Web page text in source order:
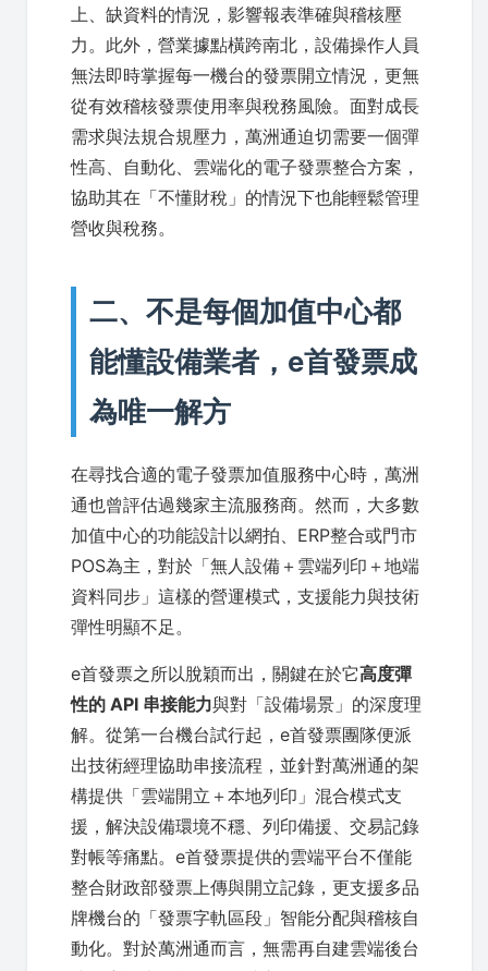
上、缺資料的情況，影響報表準確與稽核壓
力。此外，營業據點橫跨南北，設備操作人員
無法即時掌握每一機台的發票開立情況，更無
從有效稽核發票使用率與稅務風險。面對成長
需求與法規合規壓力，萬洲通迫切需要一個彈
性高、自動化、雲端化的電子發票整合方案，
協助其在「不懂財稅」的情況下也能輕鬆管理
營收與稅務。
二、不是每個加值中心都
能懂設備業者，e首發票成
為唯一解方
在尋找合適的電子發票加值服務中心時，萬洲
通也曾評估過幾家主流服務商。然而，大多數
加值中心的功能設計以網拍、ERP整合或門市
POS為主，對於「無人設備＋雲端列印＋地端
資料同步」這樣的營運模式，支援能力與技術
彈性明顯不足。
e首發票之所以脫穎而出，關鍵在於它高度彈
性的 API 串接能力與對「設備場景」的深度理
解。從第一台機台試行起，e首發票團隊便派
出技術經理協助串接流程，並針對萬洲通的架
構提供「雲端開立＋本地列印」混合模式支
援，解決設備環境不穩、列印備援、交易記錄
對帳等痛點。e首發票提供的雲端平台不僅能
整合財政部發票上傳與開立記錄，更支援多品
牌機台的「發票字軌區段」智能分配與稽核自
動化。對於萬洲通而言，無需再自建雲端後台